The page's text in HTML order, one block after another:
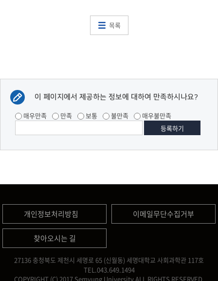
목록
이 페이지에서 제공하는 정보에 대하여 만족하시나요?
매우만족 만족 보통 불만족 매우불만족
개인정보처리방침 이메일무단수집거부
찾아오시는 길
27136 충청북도 제천시 세명로 65 (신월동) 세명대학교 사회과학관 117호
TEL.043.649.1494
COPYRIGHT (C) 2017 Semyung University ALL RIGHTS RESERVED.